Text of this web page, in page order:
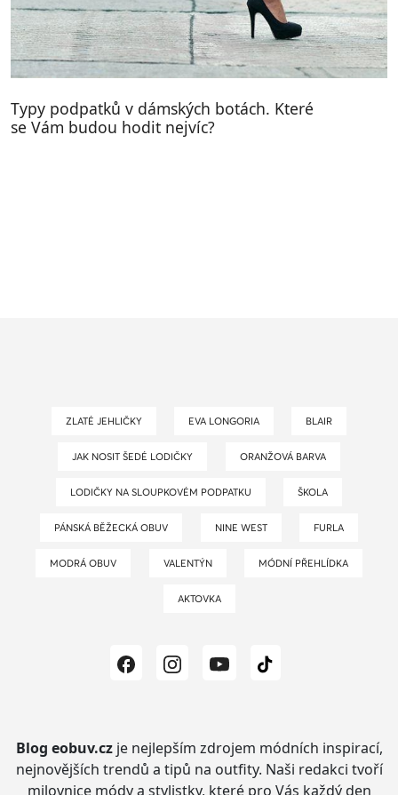
Typy podpatků v dámských botách. Které
se Vám budou hodit nejvíc?
ZLATÉ JEHLIČKY EVA LONGORIA BLAIR
JAK NOSIT ŠEDÉ LODIČKY ORANŽOVÁ BARVA
LODIČKY NA SLOUPKOVÉM PODPATKU ŠKOLA
PÁNSKÁ BĚŽECKÁ OBUV NINE WEST FURLA
MODRÁ OBUV VALENTÝN MÓDNÍ PŘEHLÍDKA
AKTOVKA
Blog eobuv.czje nejlepším zdrojem módních inspirací,
nejnovějších trendů a tipů na outfity. Naši redakci tvoří
milovnice módy a stylistky, které pro Vás každý den